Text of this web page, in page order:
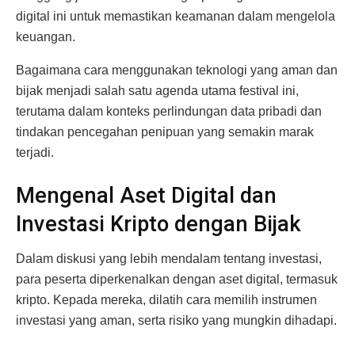
digital ini untuk memastikan keamanan dalam mengelola
keuangan.
Bagaimana cara menggunakan teknologi yang aman dan
bijak menjadi salah satu agenda utama festival ini,
terutama dalam konteks perlindungan data pribadi dan
tindakan pencegahan penipuan yang semakin marak
terjadi.
Mengenal Aset Digital dan
Investasi Kripto dengan Bijak
Dalam diskusi yang lebih mendalam tentang investasi,
para peserta diperkenalkan dengan aset digital, termasuk
kripto. Kepada mereka, dilatih cara memilih instrumen
investasi yang aman, serta risiko yang mungkin dihadapi.